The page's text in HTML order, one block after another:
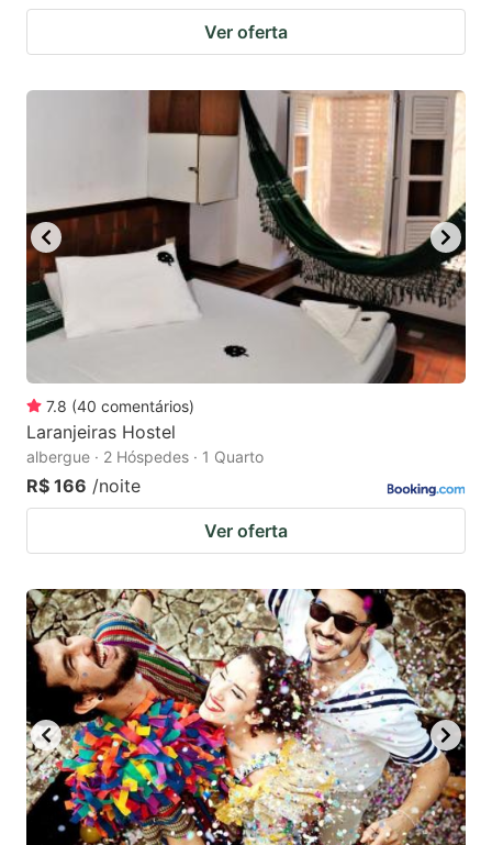
Ver oferta
7.8 (40 comentários)
Laranjeiras Hostel
albergue · 2 Hóspedes · 1 Quarto
R$ 166 /noite
Ver oferta